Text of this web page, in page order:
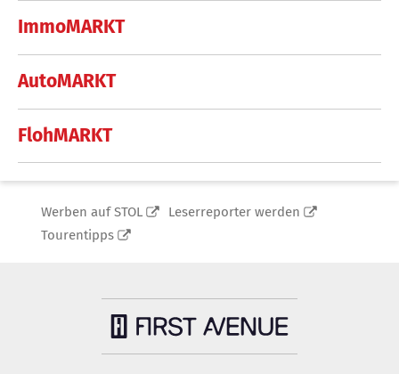
ImmoMARKT
AutoMARKT
FlohMARKT
Werben auf STOL
Leserreporter werden
Tourentipps